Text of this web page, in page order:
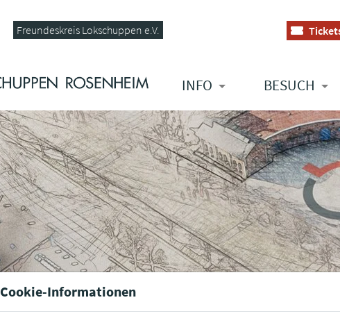
Freundeskreis Lokschuppen e.V.
INFO BESUCH
Cookie-Informationen